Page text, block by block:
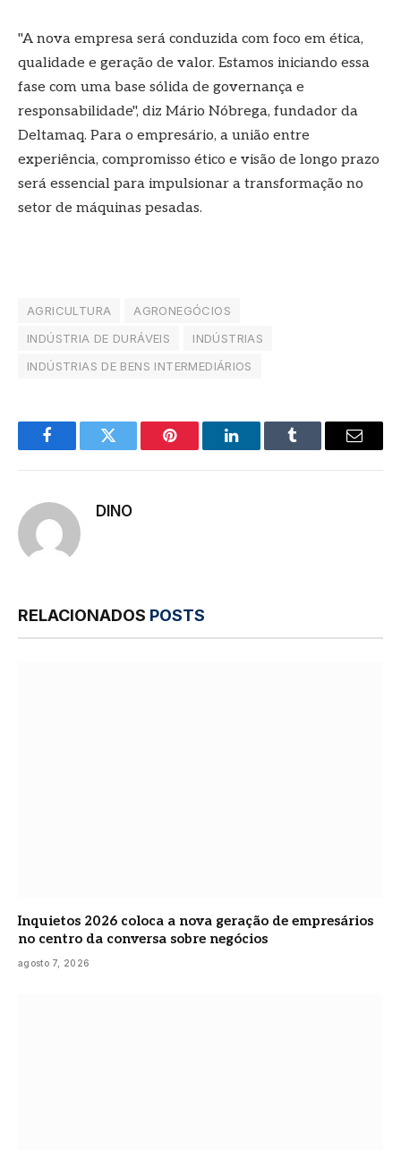
"A nova empresa será conduzida com foco em ética,
qualidade e geração de valor. Estamos iniciando essa
fase com uma base sólida de governança e
responsabilidade", diz Mário Nóbrega, fundador da
Deltamaq. Para o empresário, a união entre
experiência, compromisso ético e visão de longo prazo
será essencial para impulsionar a transformação no
setor de máquinas pesadas.
AGRICULTURA
AGRONEGÓCIOS
INDÚSTRIA DE DURÁVEIS
INDÚSTRIAS
INDÚSTRIAS DE BENS INTERMEDIÁRIOS
FacebookTwitter Pinterest LinkedInTumblr
E-
DINO
RELACIONADOS POSTS
Inquietos 2026 coloca a nova geração de empresários
no centro da conversa sobre negócios
agosto 7, 2026